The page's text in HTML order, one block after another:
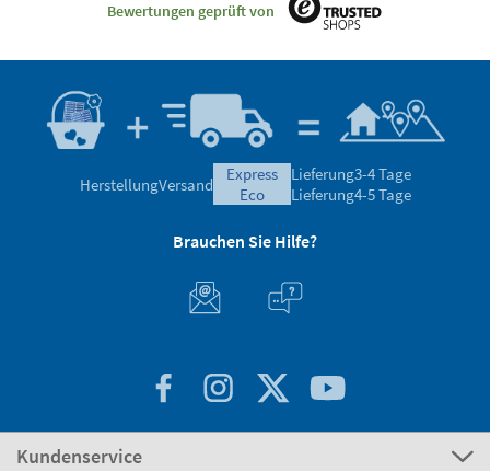
Bewertungen geprüft von
HerstellungVersand
express
eco
Lieferung3-4 Tage
Lieferung4-5 Tage
Brauchen Sie Hilfe?
Kundenservice